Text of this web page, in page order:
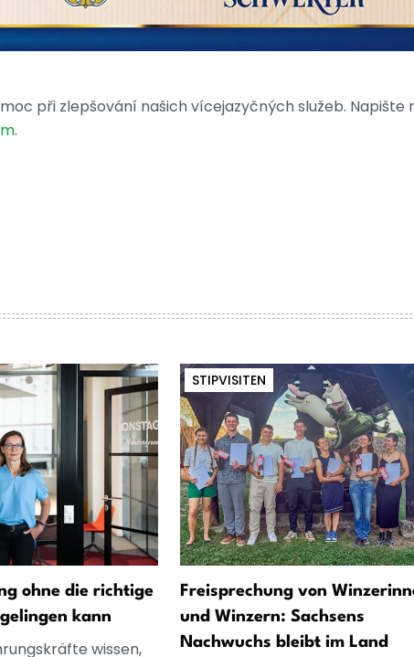
při zlepšování našich vícejazyčných služeb. Napište
.
ohne die richtige
kann
wissen,
STIPVISITEN
Freisprechung von
und Winzern: Sachsens
Nachwuchs bleibt im Land